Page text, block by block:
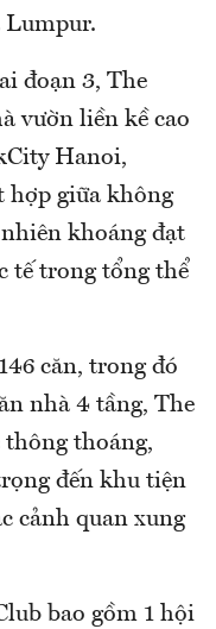
Lumpur.
đoạn 3, The
vườn liền kề cao
Hanoi,
hợp giữa không
khoáng đạt
tế trong tổng thể
căn, trong đó
nhà 4 tầng, The
thông thoáng,
đến khu tiện
cảnh quan xung
bao gồm 1 hội